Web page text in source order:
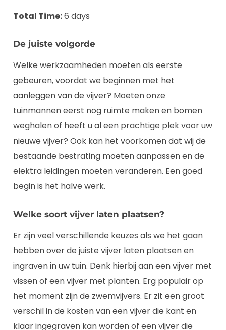
Total Time:6 days
De juiste volgorde
Welke werkzaamheden moeten als eerste
gebeuren, voordat we beginnen met het
aanleggen van de vijver? Moeten onze
tuinmannen eerst nog ruimte maken en bomen
weghalen of heeft u al een prachtige plek voor uw
nieuwe vijver? Ook kan het voorkomen dat wij de
bestaande bestrating moeten aanpassen en de
elektra leidingen moeten veranderen. Een goed
begin is het halve werk.
Welke soort vijver laten plaatsen?
Er zijn veel verschillende keuzes als we het gaan
hebben over de juiste vijver laten plaatsen en
ingraven in uw tuin. Denk hierbij aan een vijver met
vissen of een vijver met planten. Erg populair op
het moment zijn de zwemvijvers. Er zit een groot
verschil in de kosten van een vijver die kant en
klaar ingegraven kan worden of een vijver die